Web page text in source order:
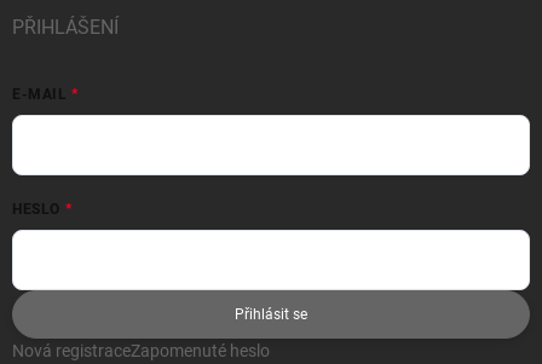
PŘIHLÁŠENÍ
E-MAIL
HESLO
Přihlásit se
Nová registraceZapomenuté heslo